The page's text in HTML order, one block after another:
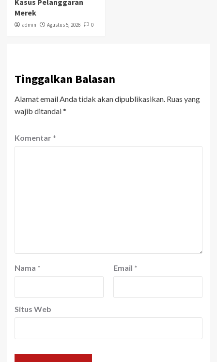
Merek
admin Agustus 5, 2026 0
Tinggalkan Balasan
Alamat email Anda tidak akan dipublikasikan. Ruas yang
wajib ditandai*
Komentar *
Nama * Email *
Situs Web